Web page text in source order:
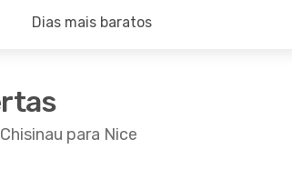
Dias mais baratos
para Nice